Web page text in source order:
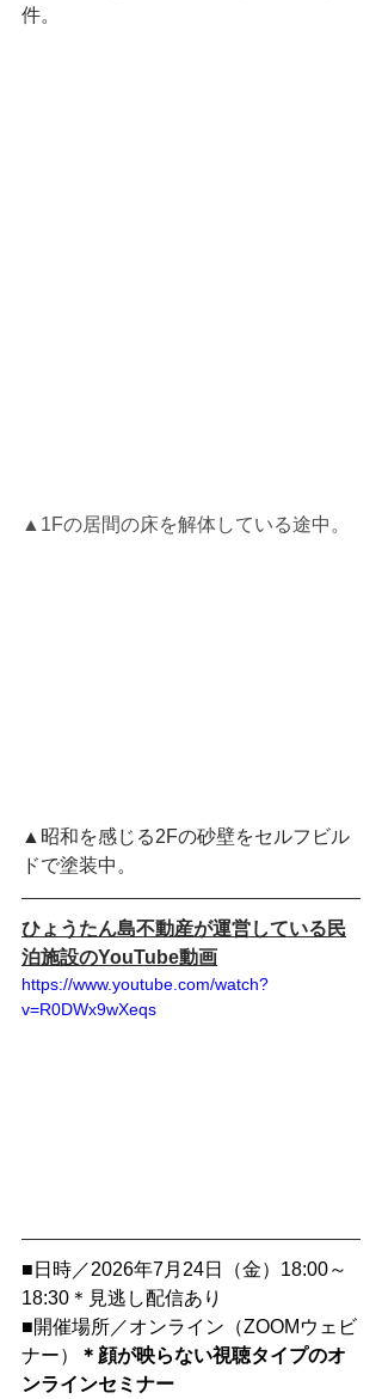
件。
▲1Fの居間の床を解体している途中。
▲昭和を感じる2Fの砂壁をセルフビル
ドで塗装中。
ひょうたん島不動産が運営している民
泊施設のYouTube動画
https://www.youtube.com/watch?
v=R0DWx9wXeqs
■日時／2026年7月24日（金）18:00～
18:30＊見逃し配信あり
■開催場所／オンライン（ZOOMウェビ
ナー）
＊顔が映らない視聴タイプのオ
ンラインセミナー